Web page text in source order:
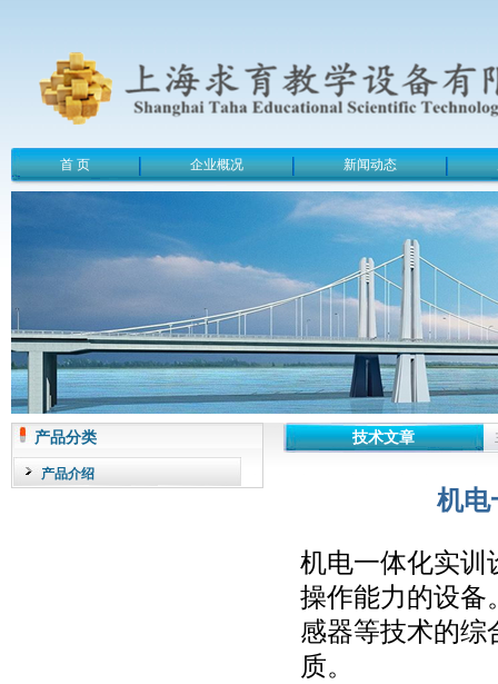
首 页 企业概况 新闻动态
产品分类
产品介绍
技术文章
机电
机电一体化实训
操作能力的设备
感器等技术的综
质。